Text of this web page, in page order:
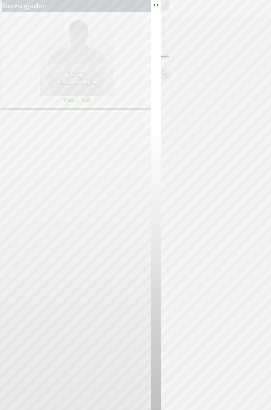
+
-
Investigador
Trotta, Sol
‹‹